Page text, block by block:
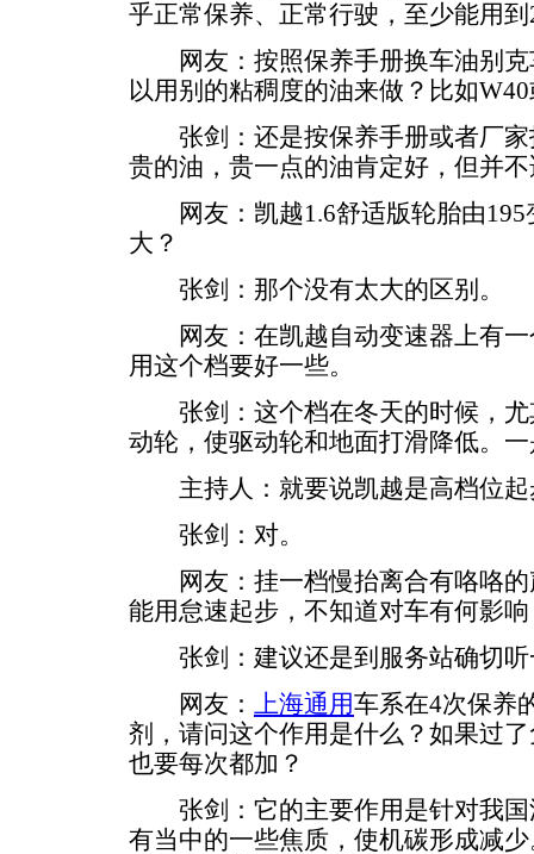
乎正常保养、正常行驶，至少能用
网友：按照保养手册换车油别克
以用别的粘稠度的油来做？比如
张剑：还是按保养手册或者厂家
贵的油，贵一点的油肯定好，但并
网友：凯越1.6舒适版轮胎由195
大？
张剑：那个没有太大的区别。
网友：在凯越自动变速器上有一
用这个档要好一些。
张剑：这个档在冬天的时候，尤
动轮，使驱动轮和地面打滑降低。
主持人：就要说凯越是高档位起
张剑：对。
网友：挂一档慢抬离合有咯咯的
能用怠速起步，不知道对车有何影响
张剑：建议还是到服务站确切听
网友：
上海通用车系在4次保养
剂，请问这个作用是什么？如果过
也要每次都加？
张剑：它的主要作用是针对我国
有当中的一些焦质，使机碳形成减